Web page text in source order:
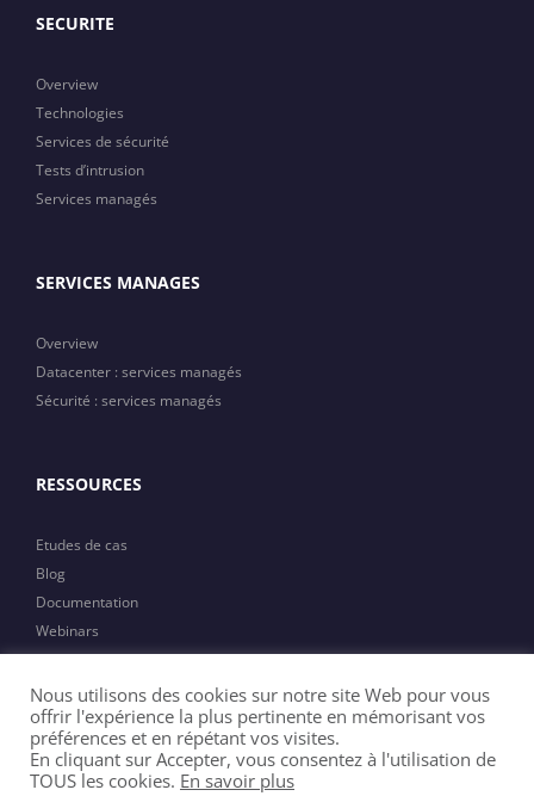
SECURITE
Overview
Technologies
Services de sécurité
Tests d’intrusion
Services managés
SERVICES MANAGES
Overview
Datacenter : services managés
Sécurité : services managés
RESSOURCES
Etudes de cas
Blog
Documentation
Webinars
Actualités
Nous utilisons des cookies sur notre site Web pour vous
offrir l'expérience la plus pertinente en mémorisant vos
préférences et en répétant vos visites.
En cliquant sur Accepter, vous consentez à l'utilisation de
TOUS les cookies. En savoir plus